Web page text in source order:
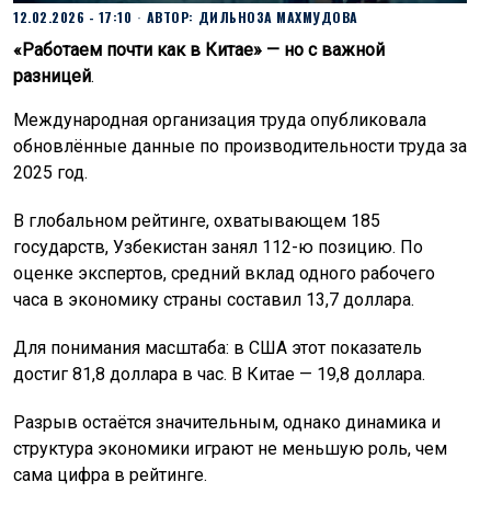
12.02.2026 - 17:10 АВТОР: ДИЛЬНОЗА МАХМУДОВА
«Работаем почти как в Китае» — но с важной
разницей.
Международная организация труда опубликовала
обновлённые данные по производительности труда за
2025 год.
В глобальном рейтинге, охватывающем 185
государств, Узбекистан занял 112-ю позицию. По
оценке экспертов, средний вклад одного рабочего
часа в экономику страны составил 13,7 доллара.
Для понимания масштаба: в США этот показатель
достиг 81,8 доллара в час. В Китае — 19,8 доллара.
Разрыв остаётся значительным, однако динамика и
структура экономики играют не меньшую роль, чем
сама цифра в рейтинге.